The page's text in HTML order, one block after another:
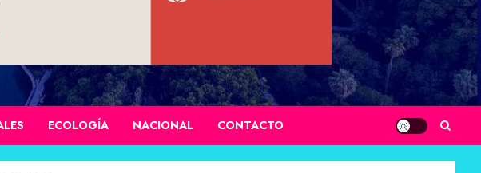
ECOLOGÍA NACIONAL CONTACTO